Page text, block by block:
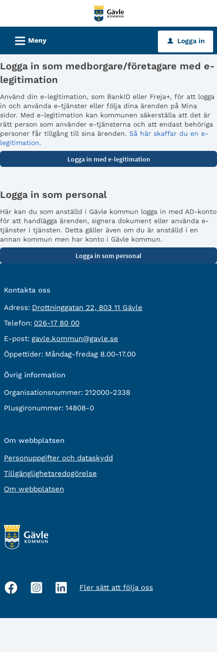
tjänster
Gävle
kommun
L Meny u Logga in
Logga in som medborgare/företagare med e-
legitimation
Använd din e-legitimation, som BankID eller Freja+, för att logga
in och använda e-tjänster eller följa dina ärenden på Mina
sidor. Med e-legitimation kan kommunen säkerställa att det är
rätt person som använder e-tjänsterna och att endast behöriga
personer får tillgång till sina ärenden. Så här skaffar du en e-
legitimation.
Logga in som personal
Här kan du som anställd i Gävle kommun logga in med AD-konto
för att handlägga ärenden, signera dokument eller använda e-
tjänster i tjänsten. Detta gäller även om du är anställd i en
annan kommun men har konto i Gävle kommun.
Kontakta oss
Adress: besöksadress:
Drottninggatan 22, 803 11 Gävle
Telefon: Telefon:
026-17 80 00
E-post: E-
post:
gavle.kommun@gavle.se
Öppettider: Måndag-fredag 8.00-17.00
Övrig information
Organisationsnummer: 212000-2338
Plusgironummer: 14808-0
Om webbplatsen
Personuppgifter och dataskydd
Tillgänglighetsredogörelse
Om webbplatsen
Sociala
Fler sätt att följa oss